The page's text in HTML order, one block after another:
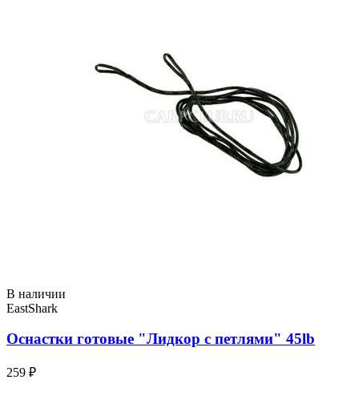
В наличии
EastShark
Оснастки готовые "Лидкор с петлями" 45lb
259 ₽